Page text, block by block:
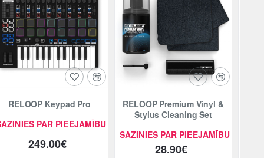
PAR PIEEJAMĪBU
RELOOP Keypad Pro
249.00€
SAZINIES PAR PIEEJAMĪBU
RELOOP Premium Vinyl &
Stylus Cleaning Set
28.90€